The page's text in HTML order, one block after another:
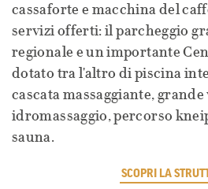
cassaforte e macchina del
servizi offerti: il parcheggio
regionale e un importante
dotato tra l'altro di piscina
cascata massaggiante, grande
idromassaggio, percorso
sauna.
SCOPRI LA